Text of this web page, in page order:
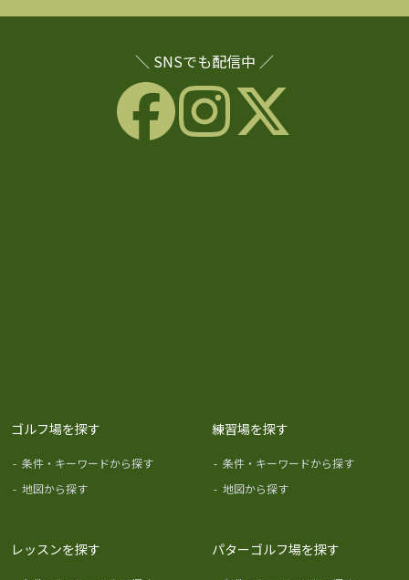
＼ SNSでも配信中 ／
ゴルフ場を探す
- 条件・キーワードから探す
- 地図から探す
練習場を探す
- 条件・キーワードから探す
- 地図から探す
レッスンを探す パターゴルフ場を探す